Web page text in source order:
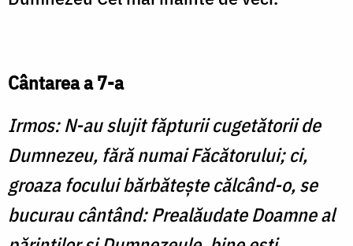
Cântarea a 7-a
Irmos: N-au slujit făpturii cuge­tătorii de
Dumnezeu, fără numai Făcătorului; ci,
groaza focului bărbăteşte călcând-o, se
bucurau cântând: Prealăudate Doamne al